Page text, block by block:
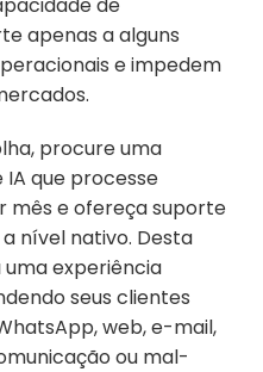
apenas a alguns
e impedem
procure uma
que processe
mês e ofereça suporte
nível nativo. Desta
experiência
seus clientes
web, e-mail,
ou mal-